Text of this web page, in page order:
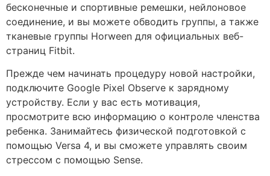
бесконечные и спортивные ремешки, нейлоновое
соединение, и вы можете обводить группы, а также
тканевые группы Horween для официальных веб-
страниц Fitbit.
Прежде чем начинать процедуру новой настройки,
подключите Google Pixel Observe к зарядному
устройству. Если у вас есть мотивация,
просмотрите всю информацию о контроле членства
ребенка. Занимайтесь физической подготовкой с
помощью Versa 4, и вы сможете управлять своим
стрессом с помощью Sense.